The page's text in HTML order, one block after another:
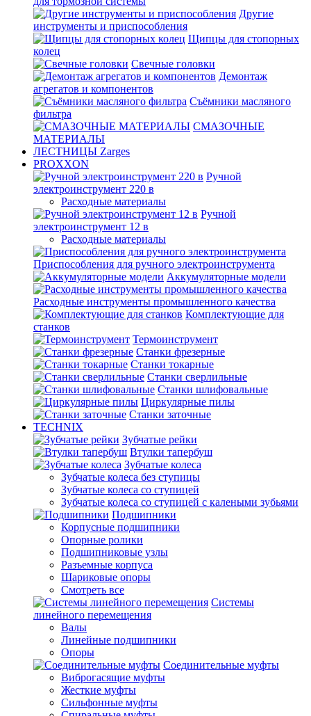
Другие
инструменты и приспособления
Щипцы для стопорных
колец
Свечные головки
Демонтаж
агрегатов и компонентов
Съёмники масляного
фильтра
СМАЗОЧНЫЕ
МАТЕРИАЛЫ
ЛЕСТНИЦЫ Zarges
PROXXON
Ручной
электроинструмент 220 в
Расходные материалы
Ручной
электроинструмент 12 в
Расходные материалы
Приспособления для ручного электроинструмента
Аккумуляторные модели
Расходные инструменты промышленного качества
Комплектующие для
станков
Термоинструмент
Станки фрезерные
Станки токарные
Станки сверлильные
Станки шлифовальные
Циркулярные пилы
Станки заточные
TECHNIX
Зубчатые рейки
Втулки тапербуш
Зубчатые колеса
Зубчатые колеса без ступицы
Зубчатые колеса со ступицей
Зубчатые колеса со ступицей с калеными зубьями
Подшипники
Корпусные подшипники
Опорные ролики
Подшипниковые узлы
Разъемные корпуса
Шариковые опоры
Смотреть все
Системы
линейного перемещения
Валы
Линейные подшипники
Опоры
Соединительные муфты
Виброгасящие муфты
Жесткие муфты
Сильфонные муфты